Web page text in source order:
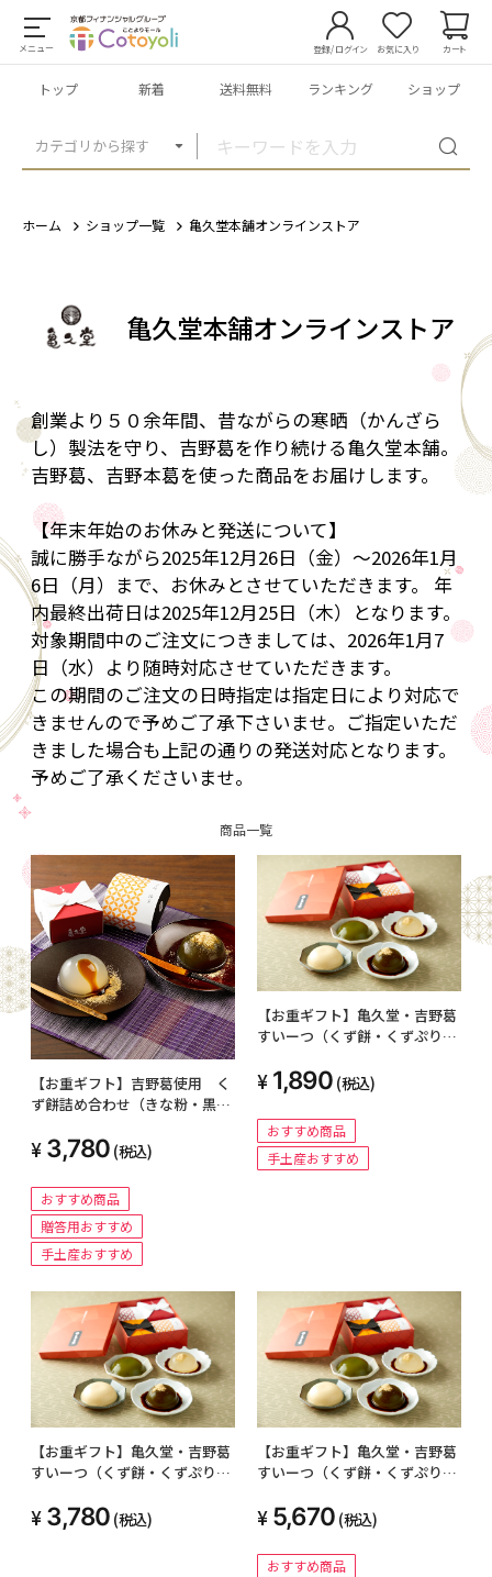
メニュー
カテゴリから探す
登録/ログイン お気に入り カート
トップ 新着 送料無料 ランキング ショップ
ホーム ショップ一覧 亀久堂本舗オンラインストア
亀久堂本舗オンラインストア
創業より５０余年間、昔ながらの寒晒（かんざら
し）製法を守り、吉野葛を作り続ける亀久堂本舗。
吉野葛、吉野本葛を使った商品をお届けします。
【年末年始のお休みと発送について】
誠に勝手ながら2025年12月26日（金）～2026年1月
6日（月）まで、お休みとさせていただきます。 年
内最終出荷日は2025年12月25日（木）となります。
対象期間中のご注文につきましては、2026年1月7
日（水）より随時対応させていただきます。
この期間のご注文の日時指定は指定日により対応で
きませんので予めご了承下さいませ。ご指定いただ
きました場合も上記の通りの発送対応となります。
予めご了承くださいませ。
商品一覧
【お重ギフト】吉野葛使用 く
ず餅詰め合わせ（きな粉・黒蜜
3,780 (税込)
おすすめ商品
贈答用おすすめ
手土産おすすめ
【お重ギフト】亀久堂・吉野葛
すいーつ（くず餅・くずぷり
1,890 (税込)
おすすめ商品
手土産おすすめ
【お重ギフト】亀久堂・吉野葛
すいーつ（くず餅・くずぷり
3,780 (税込)
【お重ギフト】亀久堂・吉野葛
すいーつ（くず餅・くずぷり
5,670 (税込)
おすすめ商品